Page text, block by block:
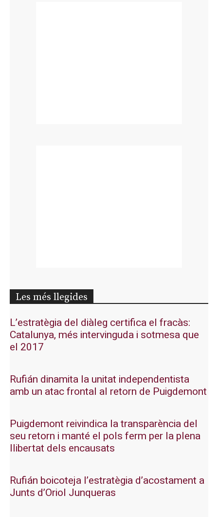
Les més llegides
L’estratègia del diàleg certifica el fracàs:
Catalunya, més intervinguda i sotmesa que
el 2017
Rufián dinamita la unitat independentista
amb un atac frontal al retorn de Puigdemont
Puigdemont reivindica la transparència del
seu retorn i manté el pols ferm per la plena
llibertat dels encausats
Rufián boicoteja l’estratègia d’acostament a
Junts d’Oriol Junqueras